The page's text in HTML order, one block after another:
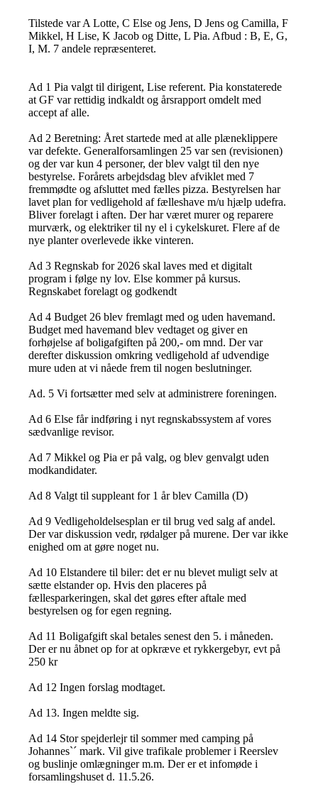
Tilstede var A Lotte, C Else og Jens, D Jens og Camilla, F
Mikkel, H Lise, K Jacob og Ditte, L Pia. Afbud : B, E, G,
I, M. 7 andele repræsenteret.
Ad 1 Pia valgt til dirigent, Lise referent. Pia konstaterede
at GF var rettidig indkaldt og årsrapport omdelt med
accept af alle.
Ad 2 Beretning: Året startede med at alle plæneklippere
var defekte. Generalforsamlingen 25 var sen (revisionen)
og der var kun 4 personer, der blev valgt til den nye
bestyrelse. Forårets arbejdsdag blev afviklet med 7
fremmødte og afsluttet med fælles pizza. Bestyrelsen har
lavet plan for vedligehold af fælleshave m/u hjælp udefra.
Bliver forelagt i aften. Der har været murer og reparere
murværk, og elektriker til ny el i cykelskuret. Flere af de
nye planter overlevede ikke vinteren.
Ad 3 Regnskab for 2026 skal laves med et digitalt
program i følge ny lov. Else kommer på kursus.
Regnskabet forelagt og godkendt
Ad 4 Budget 26 blev fremlagt med og uden havemand.
Budget med havemand blev vedtaget og giver en
forhøjelse af boligafgiften på 200,- om mnd. Der var
derefter diskussion omkring vedligehold af udvendige
mure uden at vi nåede frem til nogen beslutninger.
Ad. 5 Vi fortsætter med selv at administrere foreningen.
Ad 6 Else får indføring i nyt regnskabssystem af vores
sædvanlige revisor.
Ad 7 Mikkel og Pia er på valg, og blev genvalgt uden
modkandidater.
Ad 8 Valgt til suppleant for 1 år blev Camilla (D)
Ad 9 Vedligeholdelsesplan er til brug ved salg af andel.
Der var diskussion vedr, rødalger på murene. Der var ikke
enighed om at gøre noget nu.
Ad 10 Elstandere til biler: det er nu blevet muligt selv at
sætte elstander op. Hvis den placeres på
fællesparkeringen, skal det gøres efter aftale med
bestyrelsen og for egen regning.
Ad 11 Boligafgift skal betales senest den 5. i måneden.
Der er nu åbnet op for at opkræve et rykkergebyr, evt på
250 kr
Ad 12 Ingen forslag modtaget.
Ad 13. Ingen meldte sig.
Ad 14 Stor spejderlejr til sommer med camping på
Johannes`´ mark. Vil give trafikale problemer i Reerslev
og buslinje omlægninger m.m. Der er et infomøde i
forsamlingshuset d. 11.5.26.